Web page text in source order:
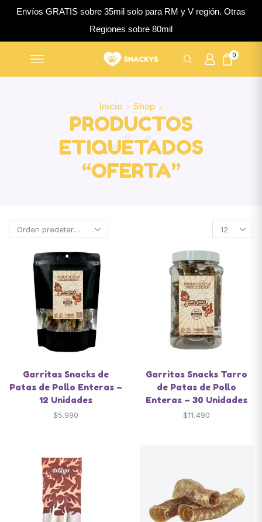
Envíos GRATIS sobre 35mil solo para RM y V región. Otras
Regiones sobre 80mil
0
Inicio Shop
PRODUCTOS
ETIQUETADOS
“OFERTA”
Garritas Snacks de
Patas de Pollo Enteras –
12 Unidades
$5.990
Garritas Snacks Tarro
de Patas de Pollo
Enteras – 30 Unidades
$11.490